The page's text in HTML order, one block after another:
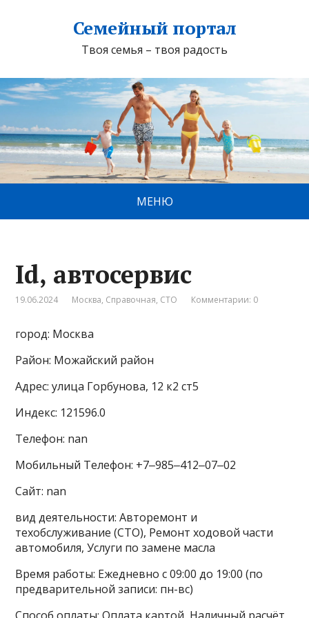
Семейный портал
Твоя семья – твоя радость
МЕНЮ
Id, автосервис
19.06.2024 Москва, Справочная, СТО Комментарии: 0
город: Москва
Район: Можайский район
Адрес: улица Горбунова, 12 к2 ст5
Индекс: 121596.0
Телефон: nan
Мобильный Телефон: +7‒985‒412‒07‒02
Сайт: nan
вид деятельности: Авторемонт и
техобслуживание (СТО), Ремонт ходовой части
автомобиля, Услуги по замене масла
Время работы: Ежедневно с 09:00 до 19:00 (по
предварительной записи: пн-вс)